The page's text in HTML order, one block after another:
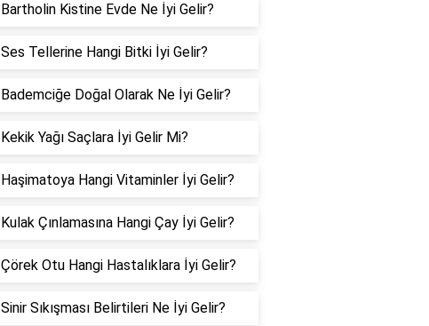
Bartholin Kistine Evde Ne İyi Gelir?
Ses Tellerine Hangi Bitki İyi Gelir?
Bademciğe Doğal Olarak Ne İyi Gelir?
Kekik Yağı Saçlara İyi Gelir Mi?
Haşimatoya Hangi Vitaminler İyi Gelir?
Kulak Çınlamasına Hangi Çay İyi Gelir?
Çörek Otu Hangi Hastalıklara İyi Gelir?
Sinir Sıkışması Belirtileri Ne İyi Gelir?